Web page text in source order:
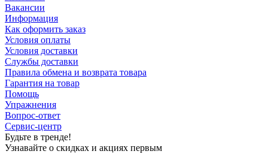
Вакансии
Информация
Как оформить заказ
Условия оплаты
Условия доставки
Службы доставки
Правила обмена и возврата товара
Гарантия на товар
Помощь
Упражнения
Вопрос-ответ
Сервис-центр
Будьте в тренде!
Узнавайте о скидках и акциях первым